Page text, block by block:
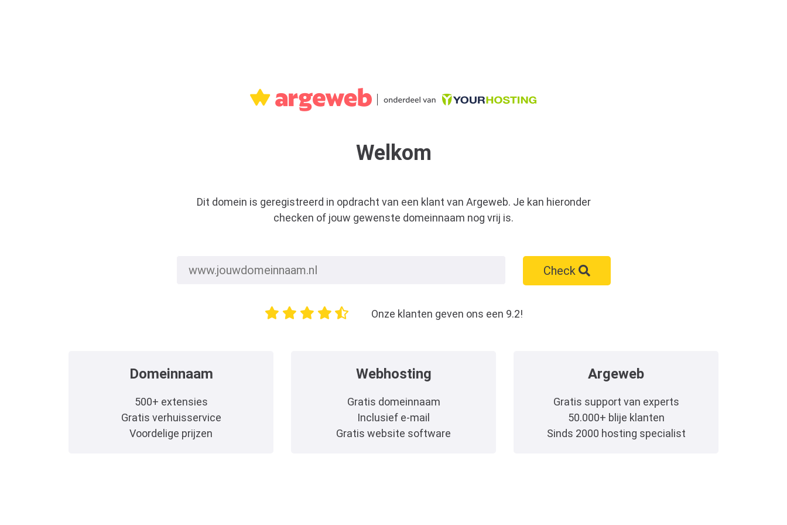
Welkom
Dit domein is geregistreerd in opdracht van een klant van Argeweb. Je kan hieronder
checken of jouw gewenste domeinnaam nog vrij is.
Check
Onze klanten geven ons een 9.2!
Domeinnaam
500+ extensies
Gratis verhuisservice
Voordelige prijzen
Webhosting
Gratis domeinnaam
Inclusief e-mail
Gratis website software
Argeweb
Gratis support van experts
50.000+ blije klanten
Sinds 2000 hosting specialist